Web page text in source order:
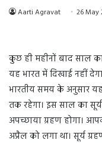
Aarti Agravat 26 May
कुछ ही महीनों बाद साल
यह भारत में दिखाई नहीं
भारतीय समय के अनुसार
तक रहेगा। इस साल का
अपच्छाया ग्रहण होगा।
अप्रैल को लगा था। सूर्य